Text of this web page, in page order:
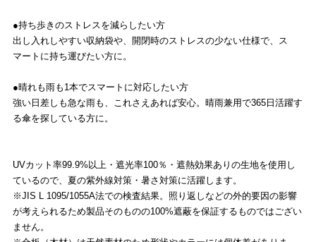
●持ち歩きのストレスを減らしたい方
出し入れしやすい収納袋や、開閉時のストレスの少ない仕様で、ス
マートに持ち運びたい方に。
●晴れも雨も1本でスマートに対応したい方
強い日差しも急な雨も、これさえあれば安心。晴雨兼用で365日活躍す
る傘を探している方に。
UVカット率99.9%以上・遮光率100％・遮熱効果ありの生地を使用し
ているので、夏の紫外線対策・暑さ対策に活躍します。
※JIS L 1095/1055A法での検査結果。照り返しなどの外的要因の影響
が考えられるため製品そのものの100%遮蔽を保証するものではござい
ません。